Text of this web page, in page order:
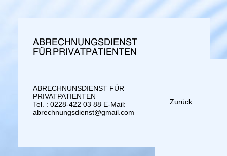
ABRECHNUNSDIENST FÜR
PRIVATPATIENTEN
Tel. : 0228-422 03 88 E-Mail:
abrechnungsdienst@gmail.com
Zurück